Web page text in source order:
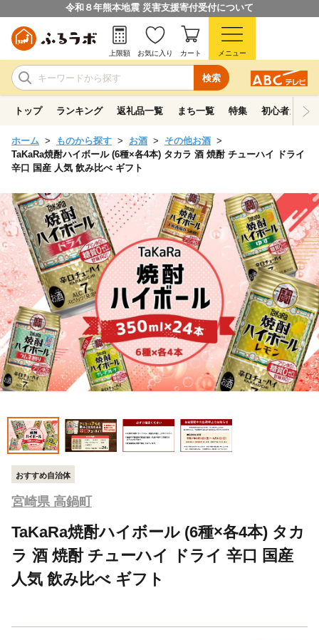
令和８年熊本地震 災害支援寄付受付について
検索
上限額 お気に入り カート メニュー
トップ ランキング 返礼品一覧 まち一覧 特集 初心者ガイド
ホーム ものから探す お酒
その他お酒
TaKaRa焼酎ハイボール (6種×各4本) タカラ 酒 焼酎 チューハイ ドライ
辛口 国産 人気 飲み比べ ギフト
おすすめ自治体
宮崎県 高鍋町
TaKaRa焼酎ハイボール (6種×各4本) タカ
ラ 酒 焼酎 チューハイ ドライ 辛口 国産
人気 飲み比べ ギフト